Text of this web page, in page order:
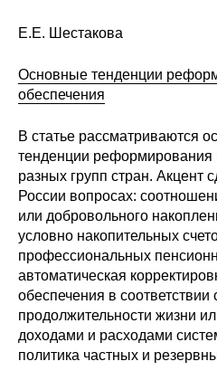
Е.Е. Шестакова
Основные тенденции
обеспечения
В статье рассматриваются
тенденции реформирования
разных групп стран. Акцент
России вопросах:
или добровольного
условно накопительных
профессиональных
автоматическая
обеспечения в соответствии
продолжительности жизни
доходами и расходами
политика частных и